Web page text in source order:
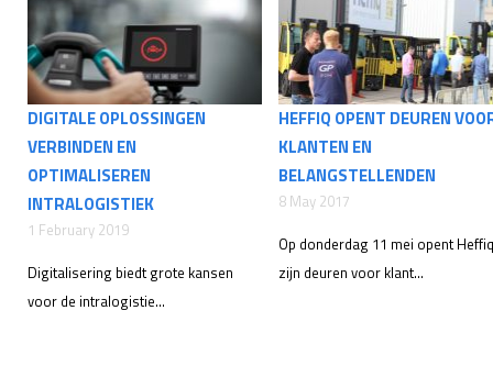
DIGITALE OPLOSSINGEN
VERBINDEN EN
OPTIMALISEREN
INTRALOGISTIEK
1 February 2019
Digitalisering biedt grote kansen
voor de intralogistie...
HEFFIQ OPENT DEUREN
KLANTEN EN
BELANGSTELLENDEN
8 May 2017
Op donderdag 11 mei opent Heffiq
zijn deuren voor klant...